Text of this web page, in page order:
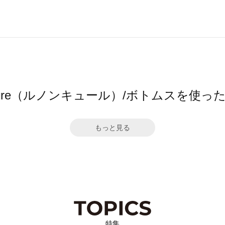
（ルノンキュール）/ボトムスを使っ
もっと見る